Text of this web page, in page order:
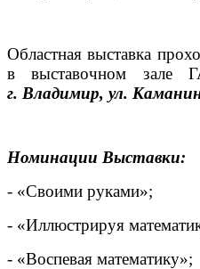
Областная выставка
в выставочном
г. Владимир, ул.
Номинации Выставки:
- «Своими руками»;
- «Иллюстрируя
- «Воспевая математику»;